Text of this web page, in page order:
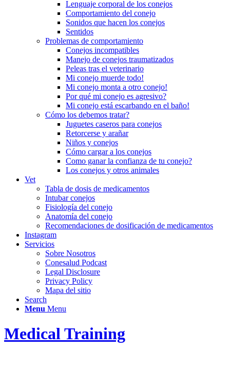
Lenguaje corporal de los conejos
Comportamiento del conejo
Sonidos que hacen los conejos
Sentidos
Problemas de comportamiento
Conejos incompatibles
Manejo de conejos traumatizados
Peleas tras el veterinario
Mi conejo muerde todo!
Mi conejo monta a otro conejo!
Por qué mi conejo es agresivo?
Mi conejo está escarbando en el baño!
Cómo los debemos tratar?
Juguetes caseros para conejos
Retorcerse y arañar
Niños y conejos
Cómo cargar a los conejos
Como ganar la confianza de tu conejo?
Los conejos y otros animales
Vet
Tabla de dosis de medicamentos
Intubar conejos
Fisiología del conejo
Anatomía del conejo
Recomendaciones de dosificación de medicamentos
Instagram
Servicios
Sobre Nosotros
Conesalud Podcast
Legal Disclosure
Privacy Policy
Mapa del sitio
Search
Menu Menu
Medical Training